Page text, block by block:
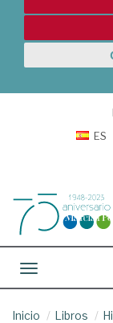
ES
Toggle
Inicio Libros